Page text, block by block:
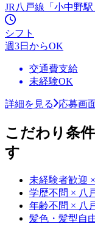
JR八戸線「小中野
シフト
週3日からOK
交通費支給
未経験OK
詳細を見る 応募画
こだわり条
す
未経験者歓迎
学歴不問 × 八
年齢不問 × 八
髪色・髪型自